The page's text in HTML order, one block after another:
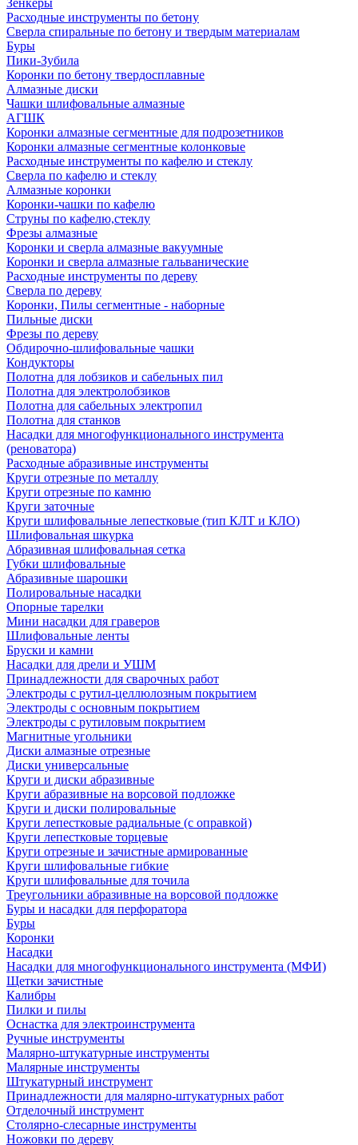
Зенкеры
Расходные инструменты по бетону
Сверла спиральные по бетону и твердым материалам
Буры
Пики-Зубила
Коронки по бетону твердосплавные
Алмазные диски
Чашки шлифовальные алмазные
АГШК
Коронки алмазные сегментные для подрозетников
Коронки алмазные сегментные колонковые
Расходные инструменты по кафелю и стеклу
Сверла по кафелю и стеклу
Алмазные коронки
Коронки-чашки по кафелю
Струны по кафелю,стеклу
Фрезы алмазные
Коронки и сверла алмазные вакуумные
Коронки и сверла алмазные гальванические
Расходные инструменты по дереву
Сверла по дереву
Коронки, Пилы сегментные - наборные
Пильные диски
Фрезы по дереву
Обдирочно-шлифовальные чашки
Кондукторы
Полотна для лобзиков и сабельных пил
Полотна для электролобзиков
Полотна для сабельных электропил
Полотна для станков
Насадки для многофункционального инструмента
(реноватора)
Расходные абразивные инструменты
Круги отрезные по металлу
Круги отрезные по камню
Круги заточные
Круги шлифовальные лепестковые (тип КЛТ и КЛО)
Шлифовальная шкурка
Абразивная шлифовальная сетка
Губки шлифовальные
Абразивные шарошки
Полировальные насадки
Опорные тарелки
Мини насадки для граверов
Шлифовальные ленты
Бруски и камни
Насадки для дрели и УШМ
Принадлежности для сварочных работ
Электроды с рутил-целлюлозным покрытием
Электроды с основным покрытием
Электроды с рутиловым покрытием
Магнитные угольники
Диски алмазные отрезные
Диски универсальные
Круги и диски абразивные
Круги абразивные на ворсовой подложке
Круги и диски полировальные
Круги лепестковые радиальные (с оправкой)
Круги лепестковые торцевые
Круги отрезные и зачистные армированные
Круги шлифовальные гибкие
Круги шлифовальные для точила
Треугольники абразивные на ворсовой подложке
Буры и насадки для перфоратора
Буры
Коронки
Насадки
Насадки для многофункционального инструмента (МФИ)
Щетки зачистные
Калибры
Пилки и пилы
Оснастка для электроинструмента
Ручные инструменты
Малярно-штукатурные инструменты
Малярные инструменты
Штукатурный инструмент
Принадлежности для малярно-штукатурных работ
Отделочный инструмент
Столярно-слесарные инструменты
Ножовки по дереву